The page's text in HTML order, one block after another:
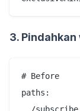
3. Pindahkan
# Before
paths: